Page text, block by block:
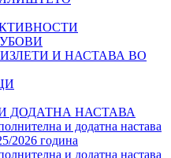
И НАСТАВА ВО
ДОДАТНА НАСТАВА
и додатна настава
2026 година
и додатна настава